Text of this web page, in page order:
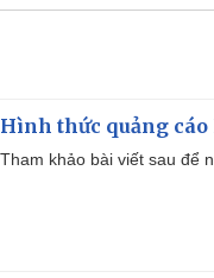
Hình thức quảng
Tham khảo bài viết sau để